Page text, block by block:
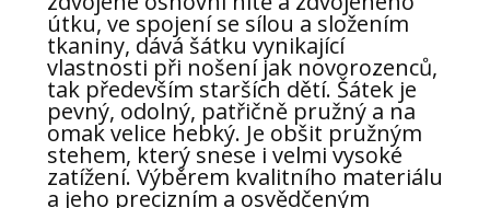
útku, ve spojení se sílou a složením
tkaniny, dává šátku vynikající
vlastnosti při nošení jak novorozenců,
tak především starších dětí. Šátek je
pevný, odolný, patřičně pružný a na
omak velice hebký. Je obšit pružným
stehem, který snese i velmi vysoké
zatížení. Výběrem kvalitního materiálu
a jeho precizním a osvědčeným